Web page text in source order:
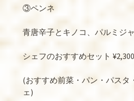
③ペンネ
青唐辛子とキノコ、パルミジ
シェフのおすすめセット ¥2,300
(おすすめ前菜・パン・パスタ
ェ)